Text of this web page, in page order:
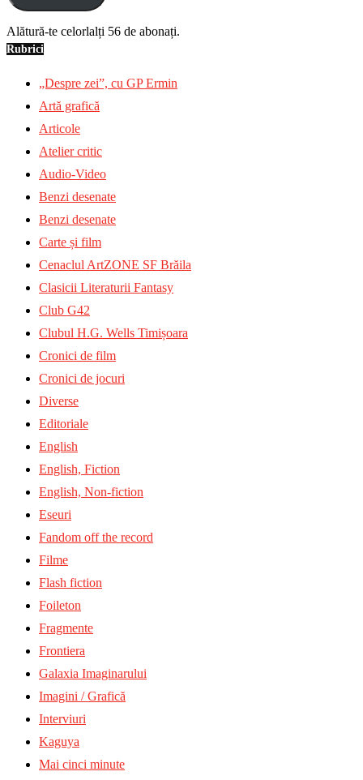
Alătură-te celorlalți 56 de abonați.
Rubrici
„Despre zei”, cu GP Ermin
Artă grafică
Articole
Atelier critic
Audio-Video
Benzi desenate
Benzi desenate
Carte și film
Cenaclul ArtZONE SF Brăila
Clasicii Literaturii Fantasy
Club G42
Clubul H.G. Wells Timișoara
Cronici de film
Cronici de jocuri
Diverse
Editoriale
English
English, Fiction
English, Non-fiction
Eseuri
Fandom off the record
Filme
Flash fiction
Foileton
Fragmente
Frontiera
Galaxia Imaginarului
Imagini / Grafică
Interviuri
Kaguya
Mai cinci minute